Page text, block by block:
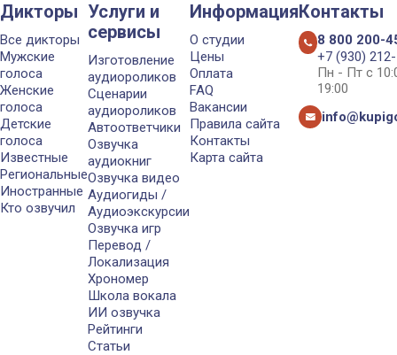
Дикторы
Все дикторы
Мужские
голоса
Женские
голоса
Детские
голоса
Известные
Региональные
Иностранные
Кто озвучил
Услуги и
сервисы
Изготовление
аудиороликов
Сценарии
аудиороликов
Автоответчики
Озвучка
аудиокниг
Озвучка видео
Аудиогиды /
Аудиоэкскурсии
Озвучка игр
Перевод /
Локализация
Хрономер
Школа вокала
ИИ озвучка
Рейтинги
Статьи
Информация
О студии
Цены
Оплата
FAQ
Вакансии
Правила сайта
Контакты
Карта сайта
Контакты
8 800 200-
+7 (930)
Пн - Пт с
19:00